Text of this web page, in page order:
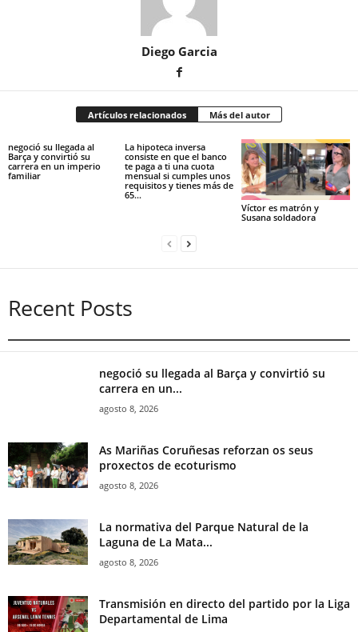
Diego Garcia
Artículos relacionados Más del autor
negoció su llegada al
Barça y convirtió su
carrera en un imperio
familiar
La hipoteca inversa
consiste en que el banco
te paga a ti una cuota
mensual si cumples unos
requisitos y tienes más de
65...
Víctor es matrón y
Susana soldadora
Recent Posts
negoció su llegada al Barça y convirtió su
carrera en un...
agosto 8, 2026
As Mariñas Coruñesas reforzan os seus
proxectos de ecoturismo
agosto 8, 2026
La normativa del Parque Natural de la
Laguna de La Mata...
agosto 8, 2026
Transmisión en directo del partido por la Liga
Departamental de Lima